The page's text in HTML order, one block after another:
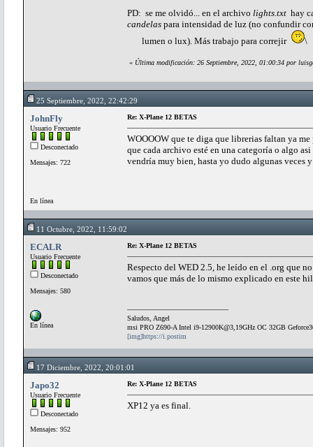
PD: se me olvidó... en el archivo lights.txt hay
candelas para intensidad de luz (no confundir
lumen o lux). Más trabajo para correjir
\
« Última modificación: 26 Septiembre, 2022, 01:00:34 por
25 Septiembre, 2022, 22:42:29
JohnFly
Usuario Frecuente
Desconectado
Mensajes: 722
En línea
Re: X-Plane 12 BETAS
WOOOOW que te diga que librerias faltan ya
que cada archivo esté en una categoría o algo
vendría muy bien, hasta yo dudo algunas veces
11 Octubre, 2022, 11:59:02
ECALR
Usuario Frecuente
Desconectado
Mensajes: 580
En línea
Re: X-Plane 12 BETAS
Respecto del WED 2.5, he leído en el .org que
vamos que más de lo mismo explicado en este
Saludos, Angel
msi PRO Z690-A Intel i9-12900K@3,19GHz OC 32GB
[img]https://i.postim
17 Diciembre, 2022, 20:01:01
Japo32
Usuario Frecuente
Desconectado
Mensajes: 952
Re: X-Plane 12 BETAS
XP12 ya es final.